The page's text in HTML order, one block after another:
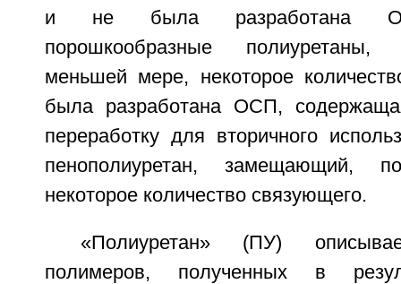
и не была разработана
порошкообразные
меньшей мере, некоторое
была разработана ОСП,
переработку для вторичного
пенополиуретан, замещающий,
некоторое количество связующего.
«Полиуретан» (ПУ)
полимеров, полученных в